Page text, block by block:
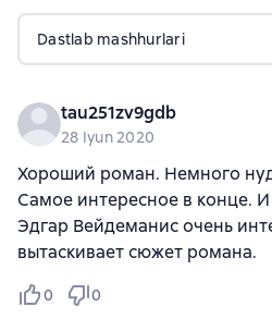
Dastlab mashhurlari
tau251zv9gdb
28 Iyun 2020
Хороший роман. Немного
Самое интересное в конце.
Эдгар Вейдеманис очень
вытаскивает сюжет романа.
0 0